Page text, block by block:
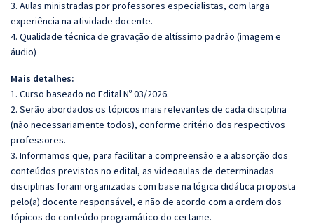
3. Aulas ministradas por professores especialistas, com larga
experiência na atividade docente.
4. Qualidade técnica de gravação de altíssimo padrão (imagem e
áudio)
Mais detalhes:
1. Curso baseado no Edital Nº 03/2026.
2. Serão abordados os tópicos mais relevantes de cada disciplina
(não necessariamente todos), conforme critério dos respectivos
professores.
3. Informamos que, para facilitar a compreensão e a absorção dos
conteúdos previstos no edital, as videoaulas de determinadas
disciplinas foram organizadas com base na lógica didática proposta
pelo(a) docente responsável, e não de acordo com a ordem dos
tópicos do conteúdo programático do certame.